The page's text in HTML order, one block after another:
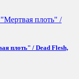
плоть" / Dead Flesh,